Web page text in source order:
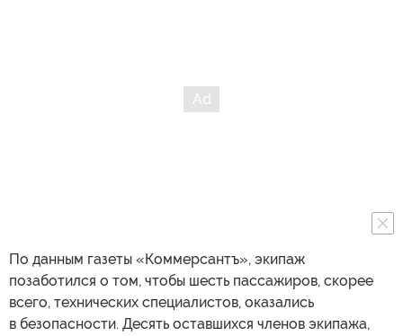
По данным газеты «Коммерсантъ», экипаж
позаботился о том, чтобы шесть пассажиров, скорее
всего, технических специалистов, оказались
в безопасности. Десять оставшихся членов экипажа,